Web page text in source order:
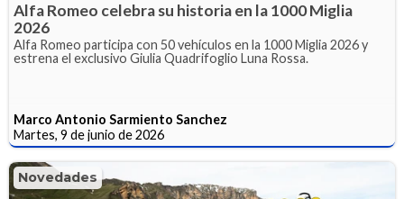
Alfa Romeo celebra su historia en la 1000 Miglia
2026
Alfa Romeo participa con 50 vehículos en la 1000 Miglia 2026 y
estrena el exclusivo Giulia Quadrifoglio Luna Rossa.
Marco Antonio Sarmiento Sanchez
Martes, 9 de junio de 2026
Novedades